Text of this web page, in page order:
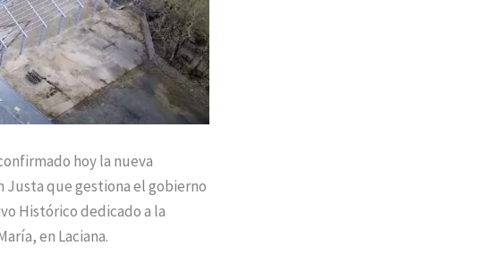
hoy la nueva
Justa que gestiona el gobierno
Histórico dedicado a la
en Laciana.